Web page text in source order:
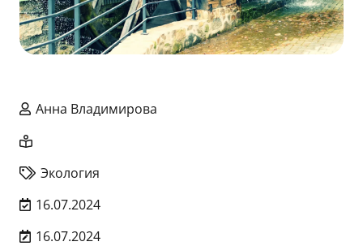
Анна Владимирова
Экология
16.07.2024
16.07.2024